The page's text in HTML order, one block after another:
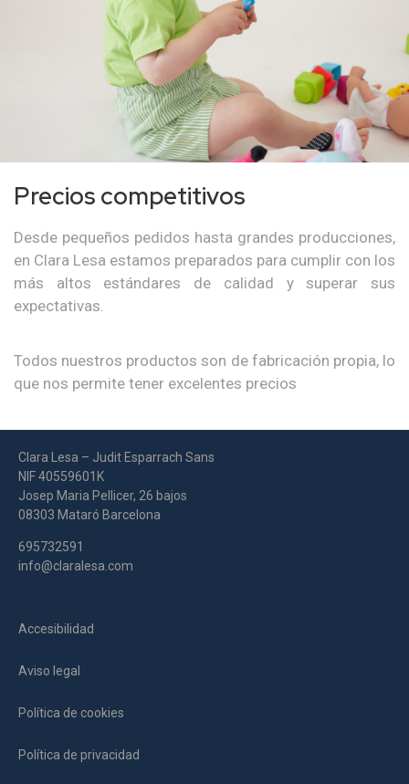
Precios competitivos
Desde pequeños pedidos hasta grandes producciones,
en Clara Lesa estamos preparados para cumplir con los
más altos estándares de calidad y superar sus
expectativas.
Todos nuestros productos son de fabricación propia, lo
que nos permite tener excelentes precios
Clara Lesa – Judit Esparrach Sans
NIF 40559601K
Josep Maria Pellicer, 26 bajos
08303 Mataró Barcelona
695732591
info@claralesa.com
Accesibilidad
Aviso legal
Política de cookies
Política de privacidad